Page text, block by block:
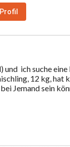
ich suche
12 kg, hat
Jemand sein